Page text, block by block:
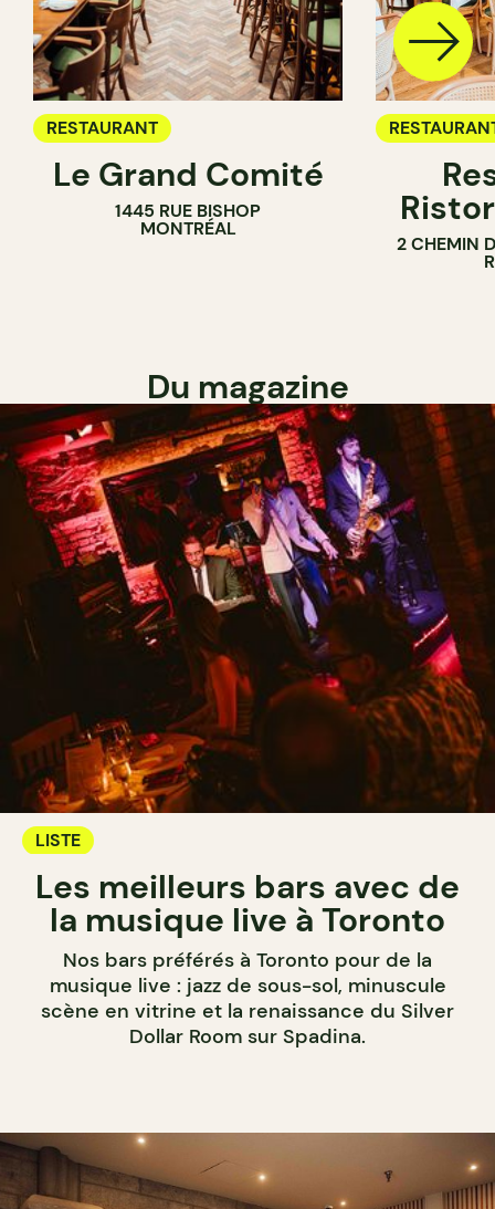
RESTAURANT
Le Grand Comité
1445 RUE BISHOP
MONTRÉAL
2 CHEMIN
Du magazine
LISTE
Les meilleurs bars avec de
la musique live à Toronto
Nos bars préférés à Toronto pour de la
musique live : jazz de sous-sol, minuscule
scène en vitrine et la renaissance du Silver
Dollar Room sur Spadina.